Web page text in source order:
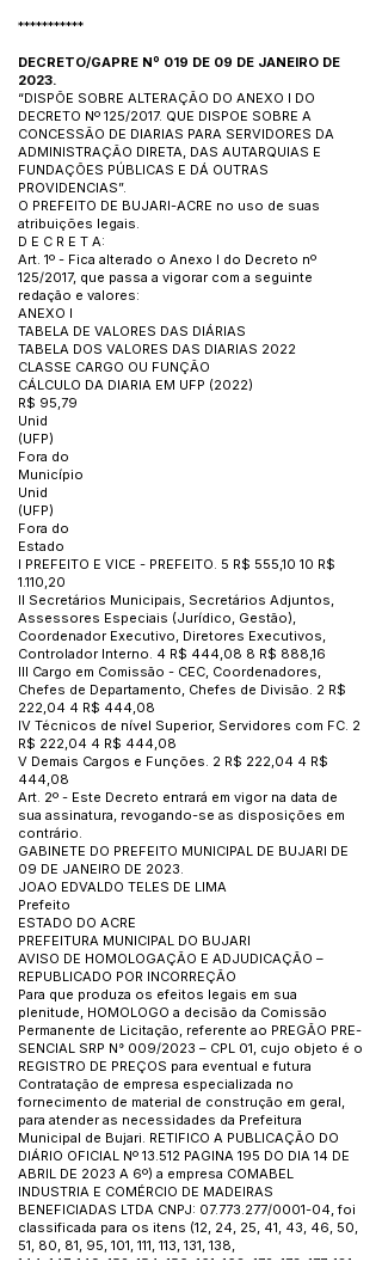
***********
DECRETO/GAPRE Nº 019 DE 09 DE JANEIRO DE
2023.
“DISPÕE SOBRE ALTERAÇÃO DO ANEXO I DO
DECRETO Nº 125/2017. QUE DISPOE SOBRE A
CONCESSÃO DE DIARIAS PARA SERVIDORES DA
ADMINISTRAÇÃO DIRETA, DAS AUTARQUIAS E
FUNDAÇÕES PÚBLICAS E DÁ OUTRAS
PROVIDENCIAS”.
O PREFEITO DE BUJARI-ACRE no uso de suas
atribuições legais.
D E C R E T A:
Art. 1º - Fica alterado o Anexo I do Decreto nº
125/2017, que passa a vigorar com a seguinte
redação e valores:
ANEXO I
TABELA DE VALORES DAS DIÁRIAS
TABELA DOS VALORES DAS DIARIAS 2022
CLASSE CARGO OU FUNÇÃO
CÁLCULO DA DIARIA EM UFP (2022)
R$ 95,79
Unid
(UFP)
Fora do
Município
Unid
(UFP)
Fora do
Estado
I PREFEITO E VICE - PREFEITO. 5 R$ 555,10 10 R$
1.110,20
II Secretários Municipais, Secretários Adjuntos,
Assessores Especiais (Jurídico, Gestão),
Coordenador Executivo, Diretores Executivos,
Controlador Interno. 4 R$ 444,08 8 R$ 888,16
III Cargo em Comissão - CEC, Coordenadores,
Chefes de Departamento, Chefes de Divisão. 2 R$
222,04 4 R$ 444,08
IV Técnicos de nível Superior, Servidores com FC. 2
R$ 222,04 4 R$ 444,08
V Demais Cargos e Funções. 2 R$ 222,04 4 R$
444,08
Art. 2º - Este Decreto entrará em vigor na data de
sua assinatura, revogando-se as disposições em
contrário.
GABINETE DO PREFEITO MUNICIPAL DE BUJARI DE
09 DE JANEIRO DE 2023.
JOAO EDVALDO TELES DE LIMA
Prefeito
ESTADO DO ACRE
PREFEITURA MUNICIPAL DO BUJARI
AVISO DE HOMOLOGAÇÃO E ADJUDICAÇÃO –
REPUBLICADO POR INCORREÇÃO
Para que produza os efeitos legais em sua
plenitude, HOMOLOGO a decisão da Comissão
Permanente de Licitação, referente ao PREGÃO PRE-
SENCIAL SRP N° 009/2023 – CPL 01, cujo objeto é o
REGISTRO DE PREÇOS para eventual e futura
Contratação de empresa especializada no
fornecimento de material de construção em geral,
para atender as necessidades da Prefeitura
Municipal de Bujari. RETIFICO A PUBLICAÇÃO DO
DIÁRIO OFICIAL Nº 13.512 PAGINA 195 DO DIA 14 DE
ABRIL DE 2023 A 6º) a empresa COMABEL
INDUSTRIA E COMÉRCIO DE MADEIRAS
BENEFICIADAS LTDA CNPJ: 07.773.277/0001-04, foi
classificada para os itens (12, 24, 25, 41, 43, 46, 50,
51, 80, 81, 95, 101, 111, 113, 131, 138,
144, 147, 149, 152, 154, 156, 161, 168, 172, 173, 177, 181,